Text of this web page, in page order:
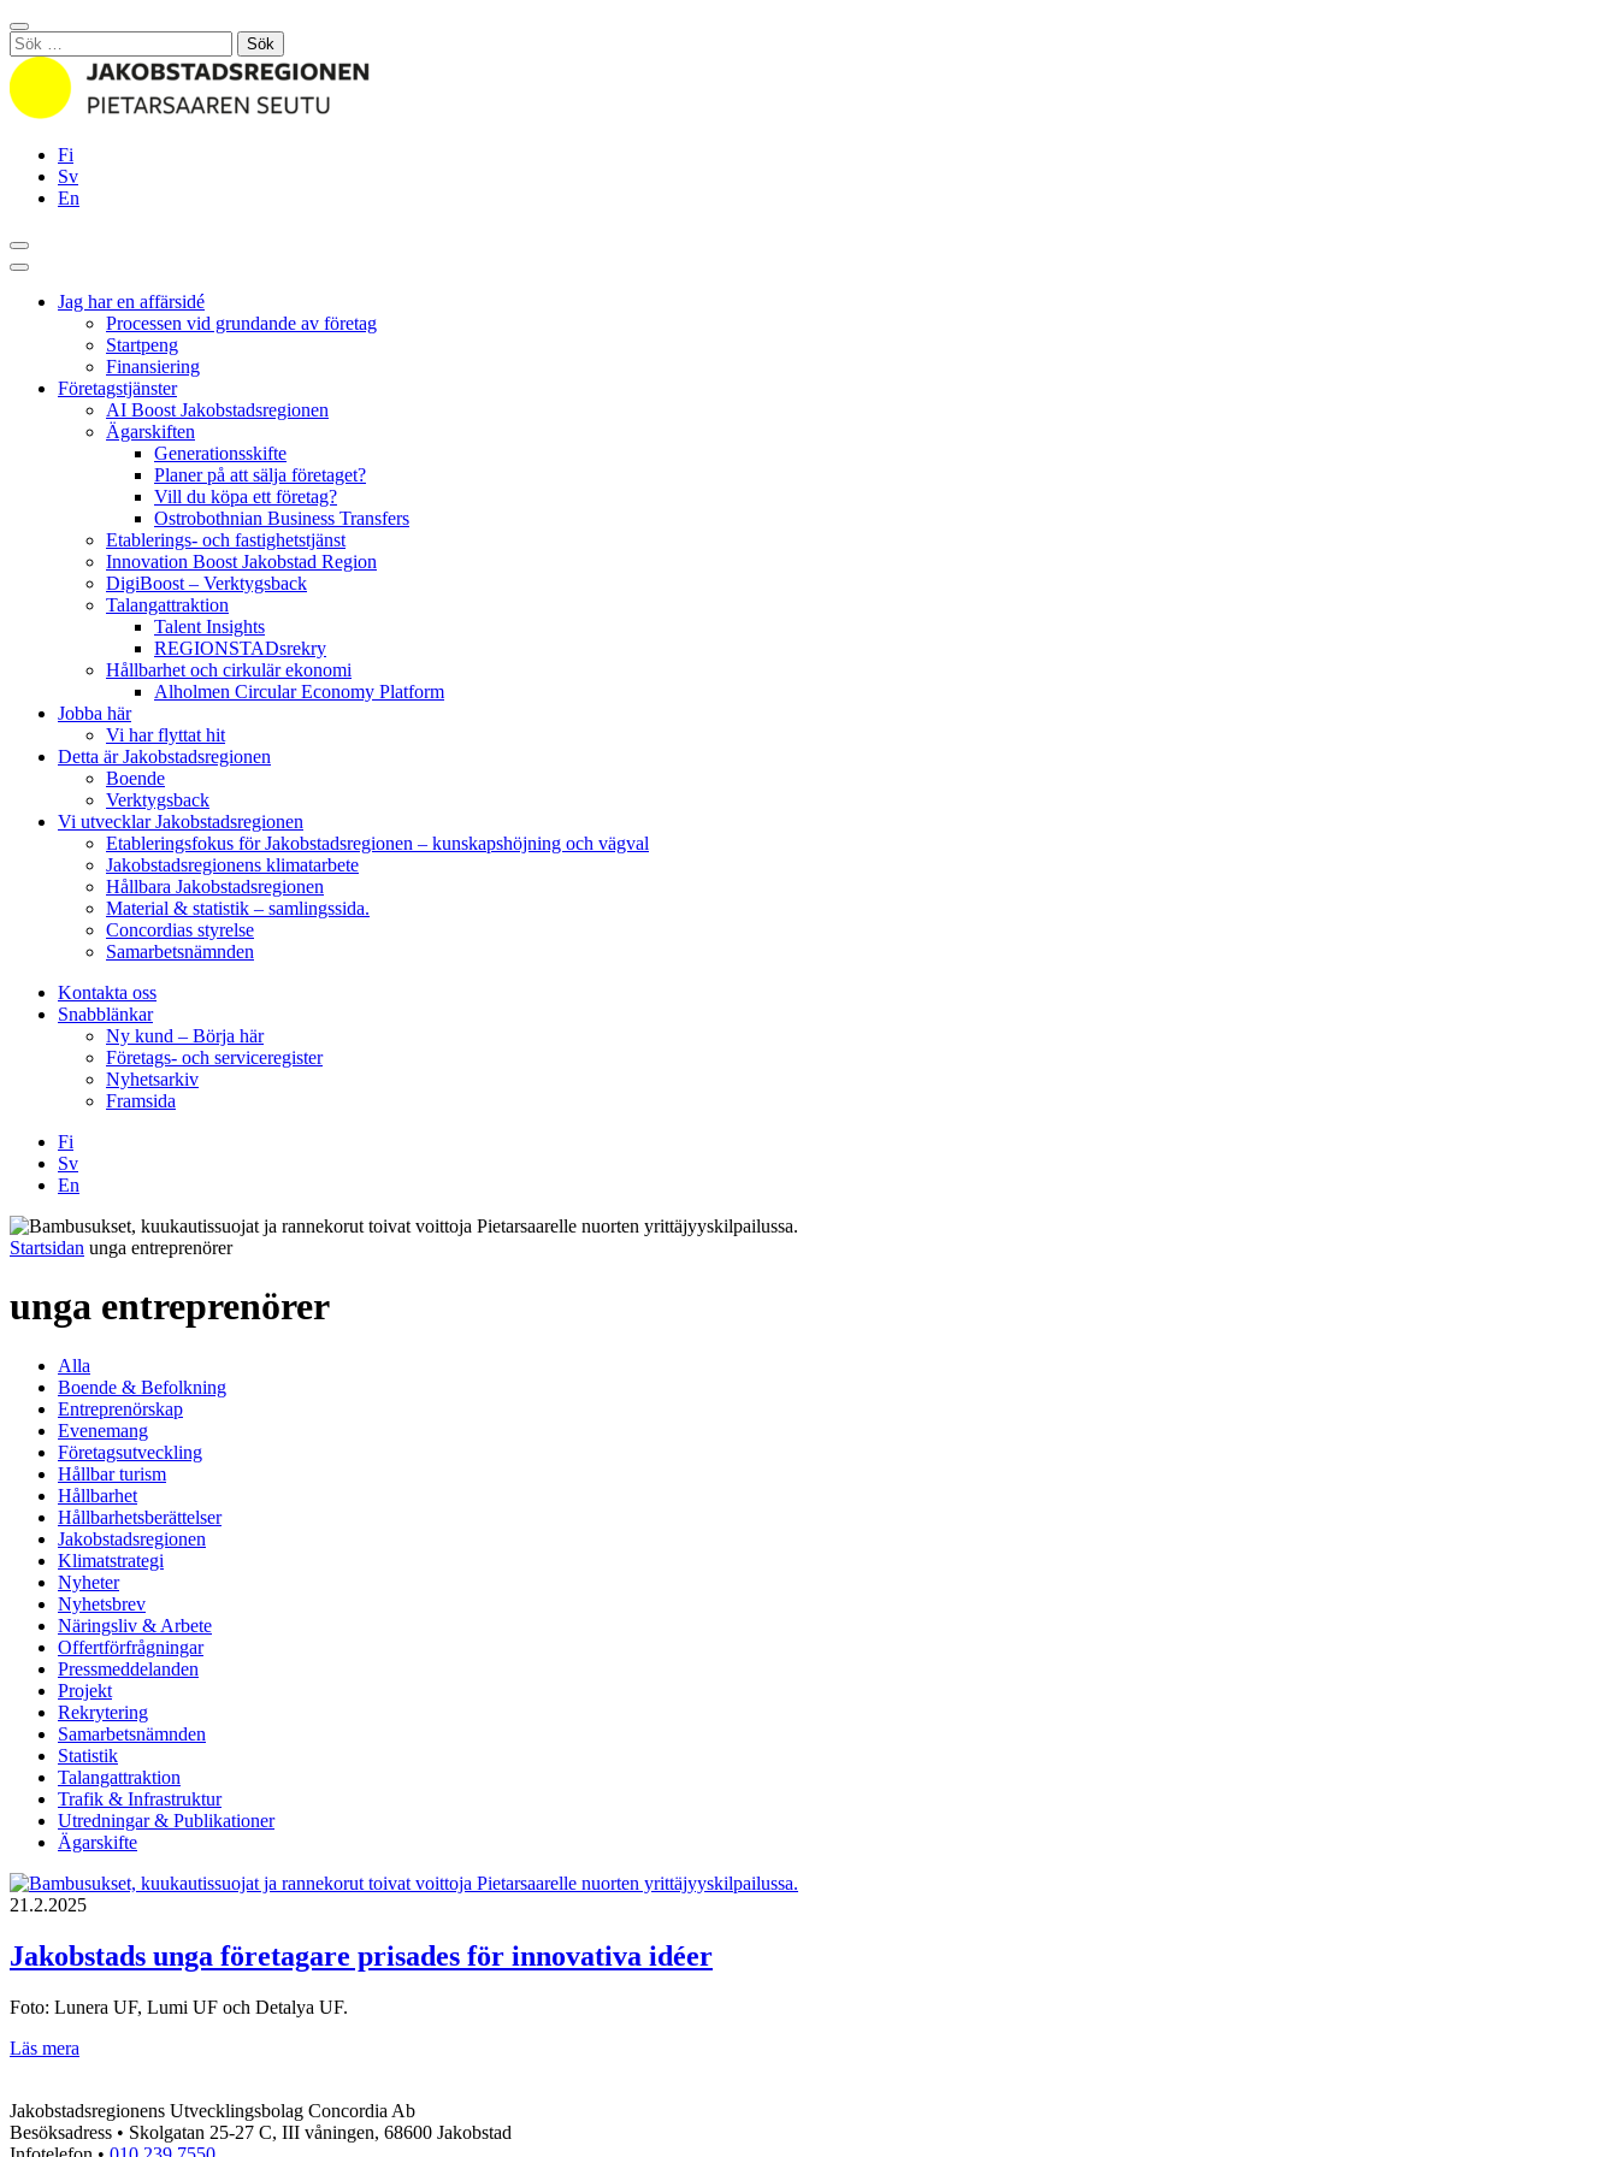
Hoppa
till
innehållet
Stäng
Sök
efter:
Fi
Sv
En
Sök
Huvudmeny
Jag har en affärsidé
Processen vid grundande av företag
Startpeng
Finansiering
Företagstjänster
AI Boost Jakobstadsregionen
Ägarskiften
Generationsskifte
Planer på att sälja företaget?
Vill du köpa ett företag?
Ostrobothnian Business Transfers
Etablerings- och fastighetstjänst
Innovation Boost Jakobstad Region
DigiBoost – Verktygsback
Talangattraktion
Talent Insights
REGIONSTADsrekry
Hållbarhet och cirkulär ekonomi
Alholmen Circular Economy Platform
Jobba här
Vi har flyttat hit
Detta är Jakobstadsregionen
Boende
Verktygsback
Vi utvecklar Jakobstadsregionen
Etableringsfokus för Jakobstadsregionen – kunskapshöjning och vägval
Jakobstadsregionens klimatarbete
Hållbara Jakobstadsregionen
Material & statistik – samlingssida.
Concordias styrelse
Samarbetsnämnden
Kontakta oss
Snabblänkar
Ny kund – Börja här
Företags- och serviceregister
Nyhetsarkiv
Framsida
Fi
Sv
En
Facebook
Instagram
LinkedIN
YouTube
Startsidan unga entreprenörer
unga entreprenörer
Alla
Boende & Befolkning
Entreprenörskap
Evenemang
Företagsutveckling
Hållbar turism
Hållbarhet
Hållbarhetsberättelser
Jakobstadsregionen
Klimatstrategi
Nyheter
Nyhetsbrev
Näringsliv & Arbete
Offertförfrågningar
Pressmeddelanden
Projekt
Rekrytering
Samarbetsnämnden
Statistik
Talangattraktion
Trafik & Infrastruktur
Utredningar & Publikationer
Ägarskifte
21.2.2025
Jakobstads unga företagare prisades för innovativa idéer
Foto: Lunera UF, Lumi UF och Detalya UF.
Läs mera
prisades
för
Jakobstadsregionens Utvecklingsbolag Concordia Ab
Besöksadress • Skolgatan 25-27 C, III våningen, 68600 Jakobstad